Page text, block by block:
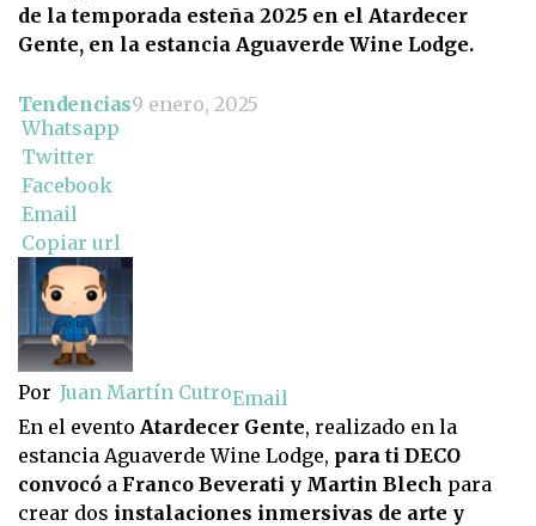
de la temporada esteña 2025 en el Atardecer
Gente, en la estancia Aguaverde Wine Lodge.
Tendencias9 enero, 2025
Whatsapp
Twitter
Facebook
Email
Copiar url
Por Juan Martín CutroEmail
En el evento Atardecer Gente, realizado en la
estancia Aguaverde Wine Lodge, para ti DECO
convocó a Franco Beverati y Martin Blech para
crear dos instalaciones inmersivas de arte y